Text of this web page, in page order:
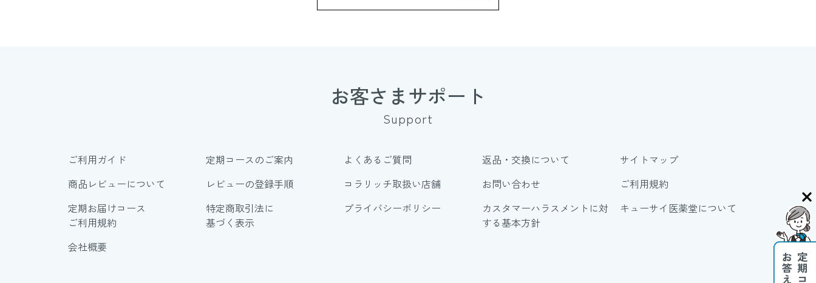
お客さまサポート
Support
ご利用ガイド
ご利用規約
定期コースのご案内
定期お届けコース
ご利用規約
よくあるご質問
特定商取引法に
基づく表示
返品・交換について
プライバシーポリシー
サイトマップ
カスタマーハラスメントに対
する基本方針
商品レビューについて
レビューの登録手順
キューサイ医薬堂について
コラリッチ取扱い店舗
会社概要
お問い合わせ